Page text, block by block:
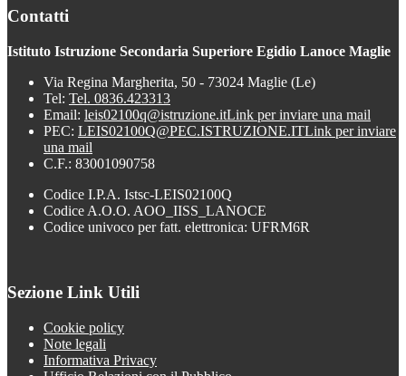
Contatti
Istituto Istruzione Secondaria Superiore Egidio Lanoce Maglie
Via Regina Margherita, 50 - 73024 Maglie (Le)
Tel: Tel. 0836.423313
Email: leis02100q@istruzione.itLink per inviare una mail
PEC: LEIS02100Q@PEC.ISTRUZIONE.ITLink per inviare
una mail
C.F.: 83001090758
Codice I.P.A. Istsc-LEIS02100Q
Codice A.O.O. AOO_IISS_LANOCE
Codice univoco per fatt. elettronica: UFRM6R
Sezione Link Utili
Cookie policy
Note legali
Informativa Privacy